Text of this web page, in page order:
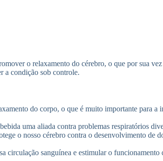
o relaxamento do cérebro, o que por sua
a condição sob controle.
do corpo, o que é muito importante para a
uma aliada contra problemas respiratórios
o nosso cérebro contra o desenvolvimento de
circulação sanguínea e estimular o funcionamento